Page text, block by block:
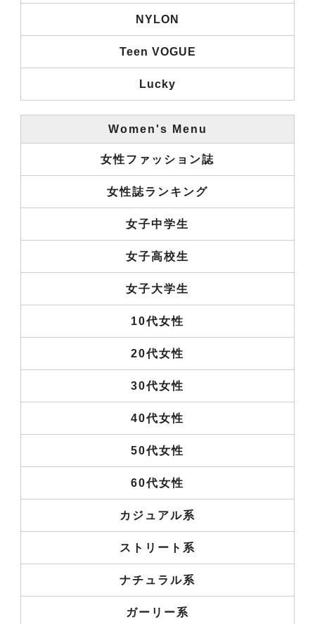
NYLON
Teen VOGUE
Lucky
Women's Menu
女性ファッション誌
女性誌ランキング
女子中学生
女子高校生
女子大学生
10代女性
20代女性
30代女性
40代女性
50代女性
60代女性
カジュアル系
ストリート系
ナチュラル系
ガーリー系